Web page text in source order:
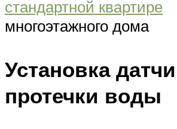
стандартной квартире
многоэтажного дома
Установка
протечки воды